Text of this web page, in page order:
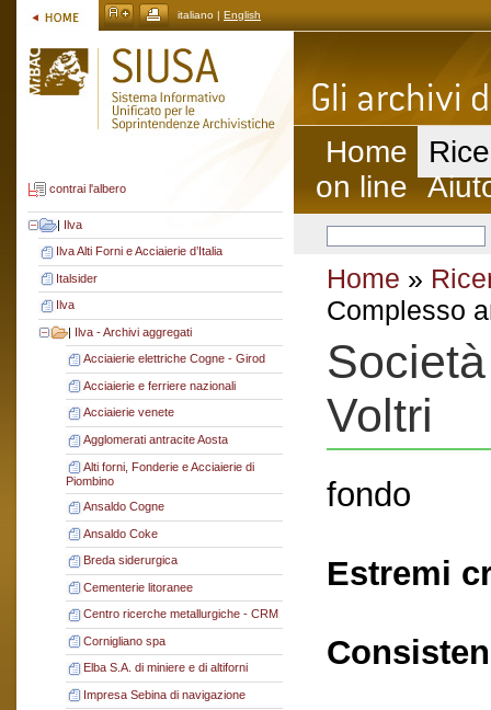
italiano | English
contrai l'albero
| Ilva
Ilva Alti Forni e Acciaierie d’Italia
Italsider
Ilva
| Ilva - Archivi aggregati
Acciaierie elettriche Cogne - Girod
Acciaierie e ferriere nazionali
Acciaierie venete
Agglomerati antracite Aosta
Alti forni, Fonderie e Acciaierie di
Piombino
Ansaldo Cogne
Ansaldo Coke
Breda siderurgica
Cementerie litoranee
Centro ricerche metallurgiche - CRM
Cornigliano spa
Elba S.A. di miniere e di altiforni
Impresa Sebina di navigazione
Home
on line
Home »
Complesso
Voltri
fondo
Estremi